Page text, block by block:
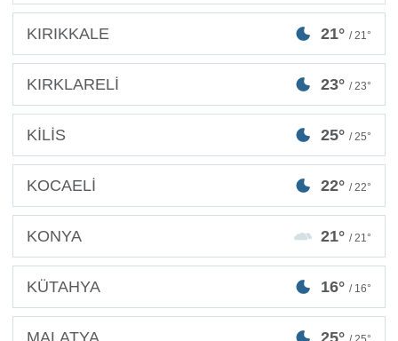
KIRIKKALE 21° / 21°
KIRKLARELİ 23° / 23°
KİLİS 25° / 25°
KOCAELİ 22° / 22°
KONYA 21° / 21°
KÜTAHYA 16° / 16°
MALATYA 25°